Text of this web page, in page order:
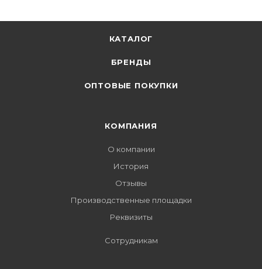
КАТАЛОГ
БРЕНДЫ
ОПТОВЫЕ ПОКУПКИ
КОМПАНИЯ
О компании
История
Отзывы
Производственные площадки
Реквизиты
Сотрудникам